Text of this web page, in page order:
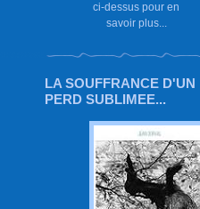
ci-dessus pour en
savoir plus...
LA SOUFFRANCE D'UN
PERD SUBLIMEE...